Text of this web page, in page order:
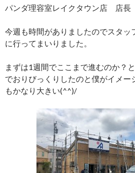
パンダ理容室レイクタウン店 店長
今週も時間がありましたのでスタッ
に行ってまいりました。
まずは1週間でここまで進むのか？
でおりびっくりしたのと僕がイメー
もかなり大きい(^^)/